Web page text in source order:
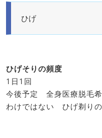
ひげ
ひげそりの頻度
1日1回
今後予定 全身医療脱毛
わけではない ひげ剃り